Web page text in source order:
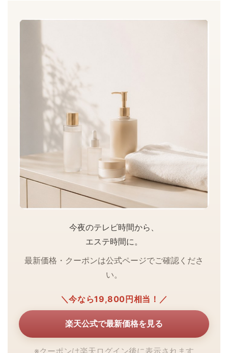
今夜のテレビ時間から、
エステ時間に。
最新価格・クーポンは公式ページでご確認くださ
い。
＼今なら19,800円相当！／
楽天公式で最新価格を見る
※クーポンは楽天ログイン後に表示されます